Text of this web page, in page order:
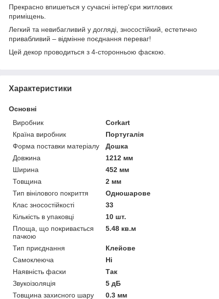
Прекрасно впишеться у сучасні інтер'єри житлових
приміщень.
Легкий та невибагливий у догляді, зносостійкий, естетично
привабливий – відмінне поєднання переваг!
Цей декор проводиться з 4-сторонньою фаскою.
Характеристики
Основні
Виробник
Corkart
Країна виробник
Португалія
Форма поставки матеріалу
Дошка
Довжина
1212 мм
Ширина
452 мм
Товщина
2 мм
Тип вінілового покриття
Одношарове
Клас зносостійкості
33
Кількість в упаковці
10 шт.
Площа, що покривається
пачкою
5.48 кв.м
Тип приєднання
Клейове
Самоклеюча
Ні
Наявність фаски
Так
Звукоізоляція
5 дБ
Товщина захисного шару
0.3 мм